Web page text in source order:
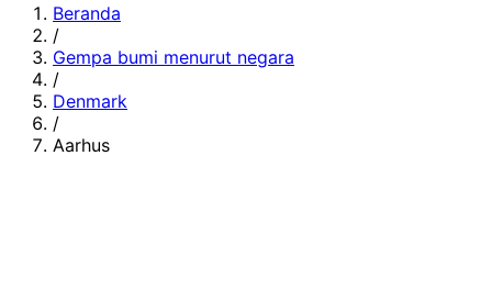
Beranda
/
Gempa bumi menurut negara
/
Denmark
/
Aarhus